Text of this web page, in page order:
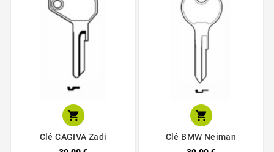

Clé CAGIVA Zadi

Clé BMW Neiman